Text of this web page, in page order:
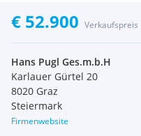
€ 52.900 Verkaufspreis
Hans Pugl Ges.m.b.H
Karlauer Gürtel 20
8020 Graz
Steiermark
Firmenwebsite